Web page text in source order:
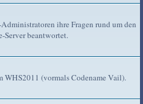
ihre Fragen rund um den
beantwortet.
WHS2011 (vormals Codename Vail).